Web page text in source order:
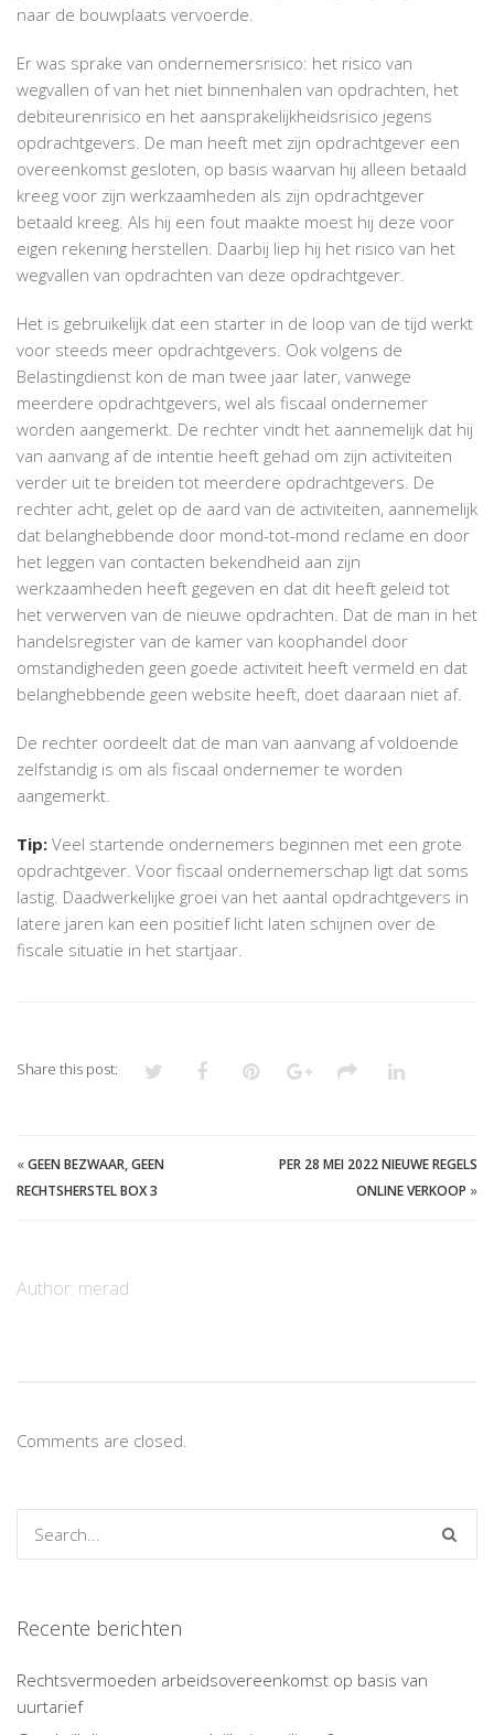
naar de bouwplaats vervoerde.
Er was sprake van ondernemersrisico: het risico van
wegvallen of van het niet binnenhalen van opdrachten, het
debiteurenrisico en het aansprakelijkheidsrisico jegens
opdrachtgevers. De man heeft met zijn opdrachtgever een
overeenkomst gesloten, op basis waarvan hij alleen betaald
kreeg voor zijn werkzaamheden als zijn opdrachtgever
betaald kreeg. Als hij een fout maakte moest hij deze voor
eigen rekening herstellen. Daarbij liep hij het risico van het
wegvallen van opdrachten van deze opdrachtgever.
Het is gebruikelijk dat een starter in de loop van de tijd werkt
voor steeds meer opdrachtgevers. Ook volgens de
Belastingdienst kon de man twee jaar later, vanwege
meerdere opdrachtgevers, wel als fiscaal ondernemer
worden aangemerkt. De rechter vindt het aannemelijk dat hij
van aanvang af de intentie heeft gehad om zijn activiteiten
verder uit te breiden tot meerdere opdrachtgevers. De
rechter acht, gelet op de aard van de activiteiten, aannemelijk
dat belanghebbende door mond-tot-mond reclame en door
het leggen van contacten bekendheid aan zijn
werkzaamheden heeft gegeven en dat dit heeft geleid tot
het verwerven van de nieuwe opdrachten. Dat de man in het
handelsregister van de kamer van koophandel door
omstandigheden geen goede activiteit heeft vermeld en dat
belanghebbende geen website heeft, doet daaraan niet af.
De rechter oordeelt dat de man van aanvang af voldoende
zelfstandig is om als fiscaal ondernemer te worden
aangemerkt.
Tip: Veel startende ondernemers beginnen met een grote
opdrachtgever. Voor fiscaal ondernemerschap ligt dat soms
lastig. Daadwerkelijke groei van het aantal opdrachtgevers in
latere jaren kan een positief licht laten schijnen over de
fiscale situatie in het startjaar.
Share this post:
«GEEN BEZWAAR, GEEN
RECHTSHERSTEL BOX 3
PER 28 MEI 2022 NIEUWE REGELS
ONLINE VERKOOP »
Author: merad
Comments are closed.
Recente berichten
Rechtsvermoeden arbeidsovereenkomst op basis van
uurtarief